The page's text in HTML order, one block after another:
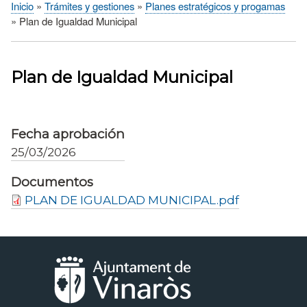
Sobrescribir
ayuda
a
Inicio Trámites y gestiones
Planes estratégicos y progamas
Plan de Igualdad Municipal
Plan de Igualdad Municipal
Fecha aprobación
25/03/2026
Documentos
PLAN DE IGUALDAD MUNICIPAL.pdf